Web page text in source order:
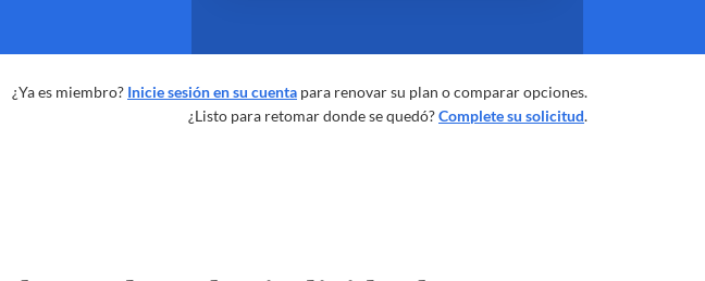
¿Ya es miembro? Inicie sesión en su cuenta para renovar su plan o comparar opciones.
¿Listo para retomar donde se quedó?Complete su solicitud.